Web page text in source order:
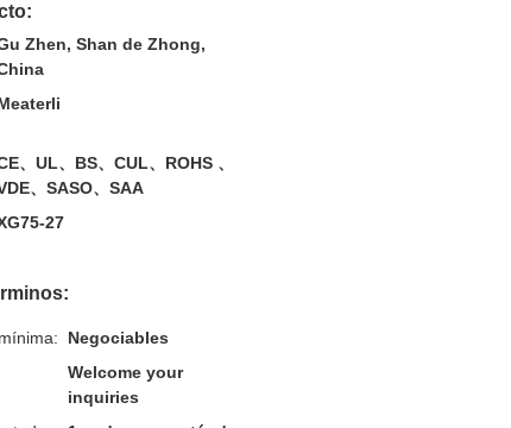
Zhen, Shan de Zhong,
、UL、BS、CUL、ROHS 、
、SASO、SAA
27
Negociables
Welcome your
inquiries